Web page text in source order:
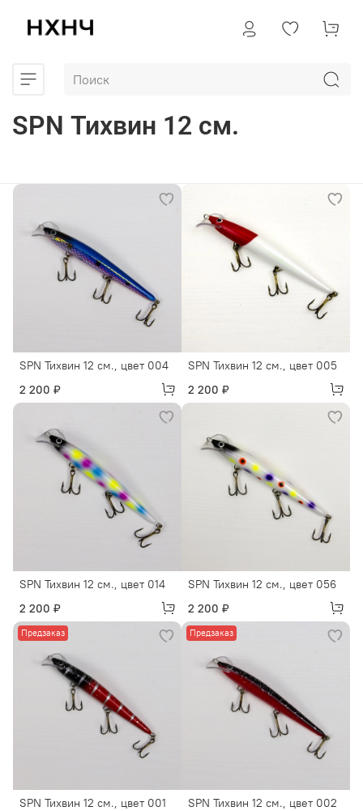
SPN Тихвин 12 см.
SPN Тихвин 12 см., цвет 004
2 200 ₽
SPN Тихвин 12 см., цвет 005
2 200 ₽
SPN Тихвин 12 см., цвет 014
2 200 ₽
SPN Тихвин 12 см., цвет 056
2 200 ₽
Предзаказ
SPN Тихвин 12 см., цвет 001
Предзаказ
SPN Тихвин 12 см., цвет 002